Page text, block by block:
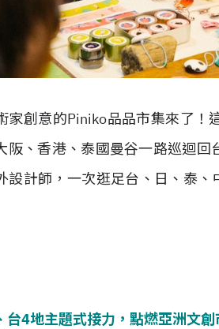
家創意的Piniko品品市集來了
阪、香港、泰國曼谷一路巡迴
設計師，一次逛足台、日、泰
台4地主題式接力，點燃亞洲文創